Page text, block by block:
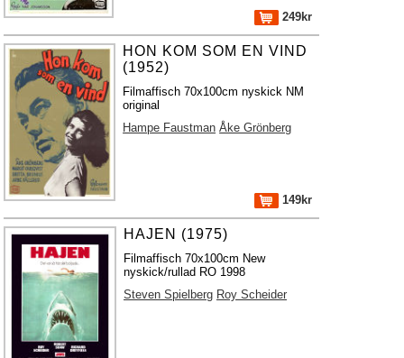
249kr
HON KOM SOM EN VIND
(1952)
Filmaffisch 70x100cm nyskick NM
original
Hampe Faustman Åke Grönberg
149kr
HAJEN (1975)
Filmaffisch 70x100cm New
nyskick/rullad RO 1998
Steven Spielberg Roy Scheider